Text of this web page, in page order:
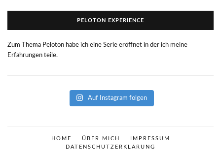
PELOTON EXPERIENCE
Zum Thema Peloton habe ich eine Serie eröffnet in der ich meine
Erfahrungen teile.
Auf Instagram folgen
HOME ÜBER MICH
IMPRESSUM
DATENSCHUTZERKLÄRUNG